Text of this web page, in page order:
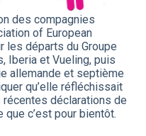
des compagnies
of European
les départs du Groupe
Iberia et Vueling, puis
allemande et septième
qu’elle réfléchissait
récentes déclarations de
c’est pour bientôt.